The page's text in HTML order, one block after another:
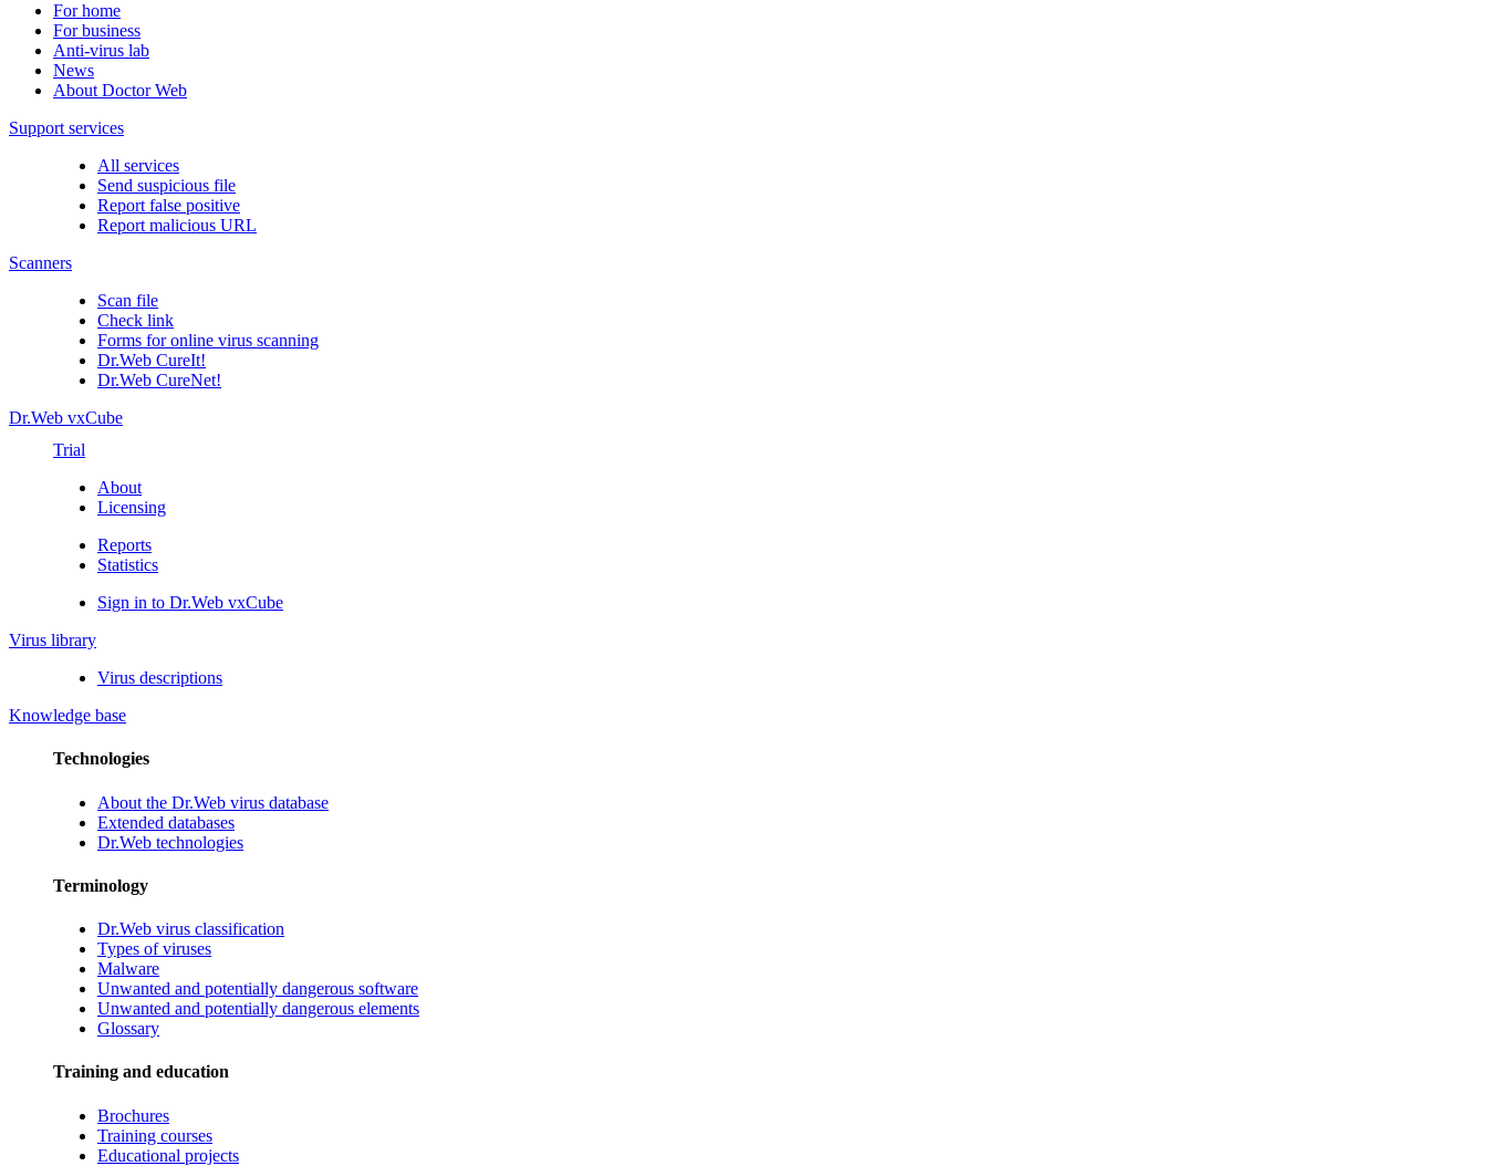
For home
For business
Anti-virus lab
News
About Doctor Web
Support services
All services
Send suspicious file
Report false positive
Report malicious URL
Scanners
Scan file
Check link
Forms for online virus scanning
Dr.Web CureIt!
Dr.Web CureNet!
Dr.Web vxCube
Trial
About
Licensing
Reports
Statistics
Sign in to Dr.Web vxCube
Virus library
Virus descriptions
Knowledge base
Technologies
About the Dr.Web virus database
Extended databases
Dr.Web technologies
Terminology
Dr.Web virus classification
Types of viruses
Malware
Unwanted and potentially dangerous software
Unwanted and potentially dangerous elements
Glossary
Training and education
Brochures
Training courses
Educational projects